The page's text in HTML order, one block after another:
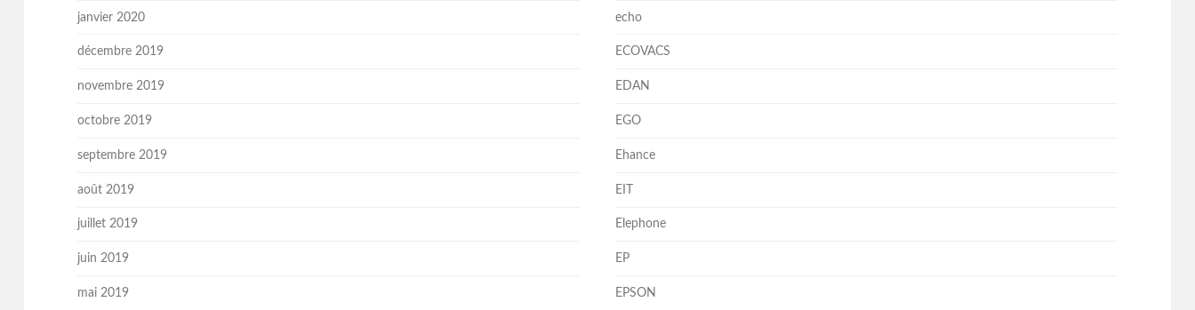
janvier 2020
décembre 2019
novembre 2019
octobre 2019
septembre 2019
août 2019
juillet 2019
juin 2019
mai 2019
echo
ECOVACS
EDAN
EGO
Ehance
EIT
Elephone
EP
EPSON